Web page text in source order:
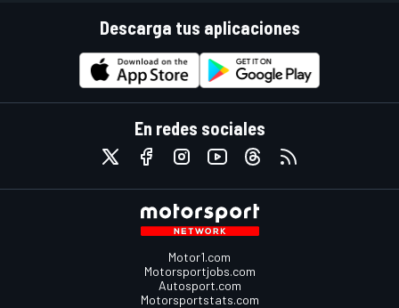
Descarga tus aplicaciones
En redes sociales
Motor1.com
Motorsportjobs.com
Autosport.com
Motorsportstats.com